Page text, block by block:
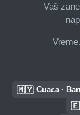
Vaš
🇲🇾 Cuaca ·